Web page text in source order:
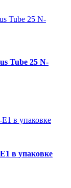
Tube 25 N-
в упаковке